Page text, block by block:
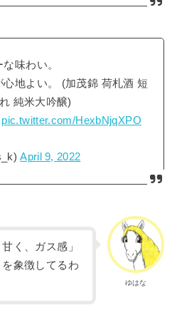
味わい。
地よい。 (加茂錦 荷札酒 短
純米大吟醸)
pic.twitter.com/HexbNjqXPO
April 9, 2022
ゆはな
く、ガス感」
象徴してるわ